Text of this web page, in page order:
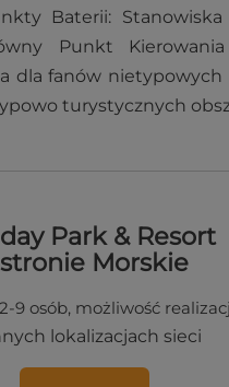
Baterii: Stanowiska
Punkt
dla fanów
turystycznych
Park & Resort
Morskie
9 osób, możliwość
lokalizacjach sieci